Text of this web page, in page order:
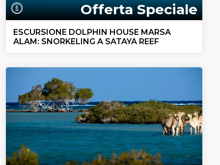
Offerta Speciale
ESCURSIONE DOLPHIN HOUSE MARSA
ALAM: SNORKELING A SATAYA REEF